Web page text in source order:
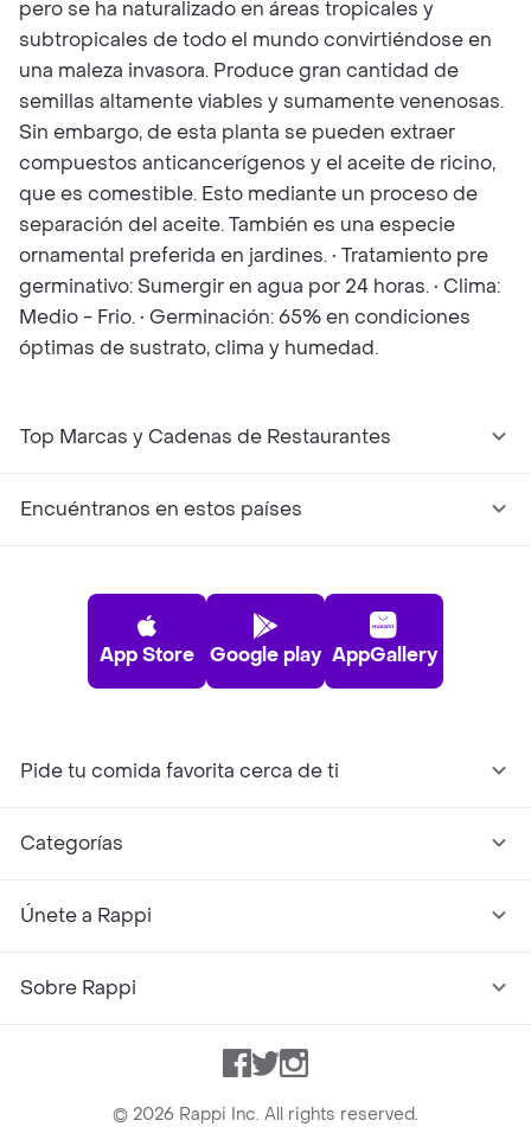
pero se ha naturalizado en áreas tropicales y
subtropicales de todo el mundo convirtiéndose en
una maleza invasora. Produce gran cantidad de
semillas altamente viables y sumamente venenosas.
Sin embargo, de esta planta se pueden extraer
compuestos anticancerígenos y el aceite de ricino,
que es comestible. Esto mediante un proceso de
separación del aceite. También es una especie
ornamental preferida en jardines. • Tratamiento pre
germinativo: Sumergir en agua por 24 horas. • Clima:
Medio - Frio. • Germinación: 65% en condiciones
óptimas de sustrato, clima y humedad.
Top Marcas y Cadenas de Restaurantes
Encuéntranos en estos países
App Store Google play AppGallery
Pide tu comida favorita cerca de ti
Categorías
Únete a Rappi
Sobre Rappi
Facebook
TwitterInstagram
© 2026 Rappi Inc. All rights reserved.